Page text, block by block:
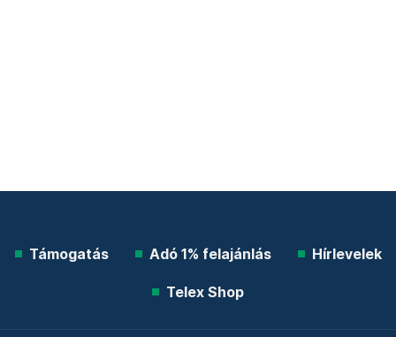
Támogatás Adó 1% felajánlás Hírlevelek
Telex Shop